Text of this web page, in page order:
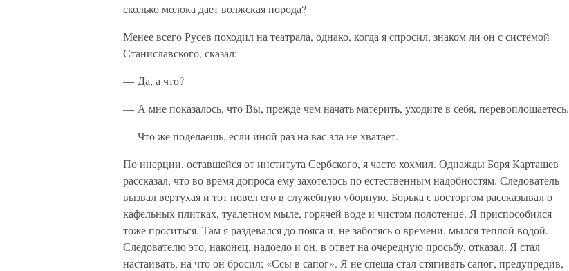
сколько молока дает волжская порода?
Менее всего Русев походил на театрала, однако, когда я спросил, знаком ли он с системой
Станиславского, сказал:
— Да, а что?
— А мне показалось, что Вы, прежде чем начать материть, уходите в себя, перевоплощаетесь.
— Что же поделаешь, если иной раз на вас зла не хватает.
По инерции, оставшейся от института Сербского, я часто хохмил. Однажды Боря Карташев
рассказал, что во время допроса ему захотелось по естественным надобностям. Следователь
вызвал вертухая и тот повел его в служебную уборную. Борька с восторгом рассказывал о
кафельных плитках, туалетном мыле, горячей воде и чистом полотенце. Я приспособился
тоже проситься. Там я раздевался до пояса и, не заботясь о времени, мылся теплой водой.
Следователю это, наконец, надоело и он, в ответ на очередную просьбу, отказал. Я стал
настаивать, на что он бросил; «Ссы в сапог». Я не спеша стал стягивать сапог, предупредив,